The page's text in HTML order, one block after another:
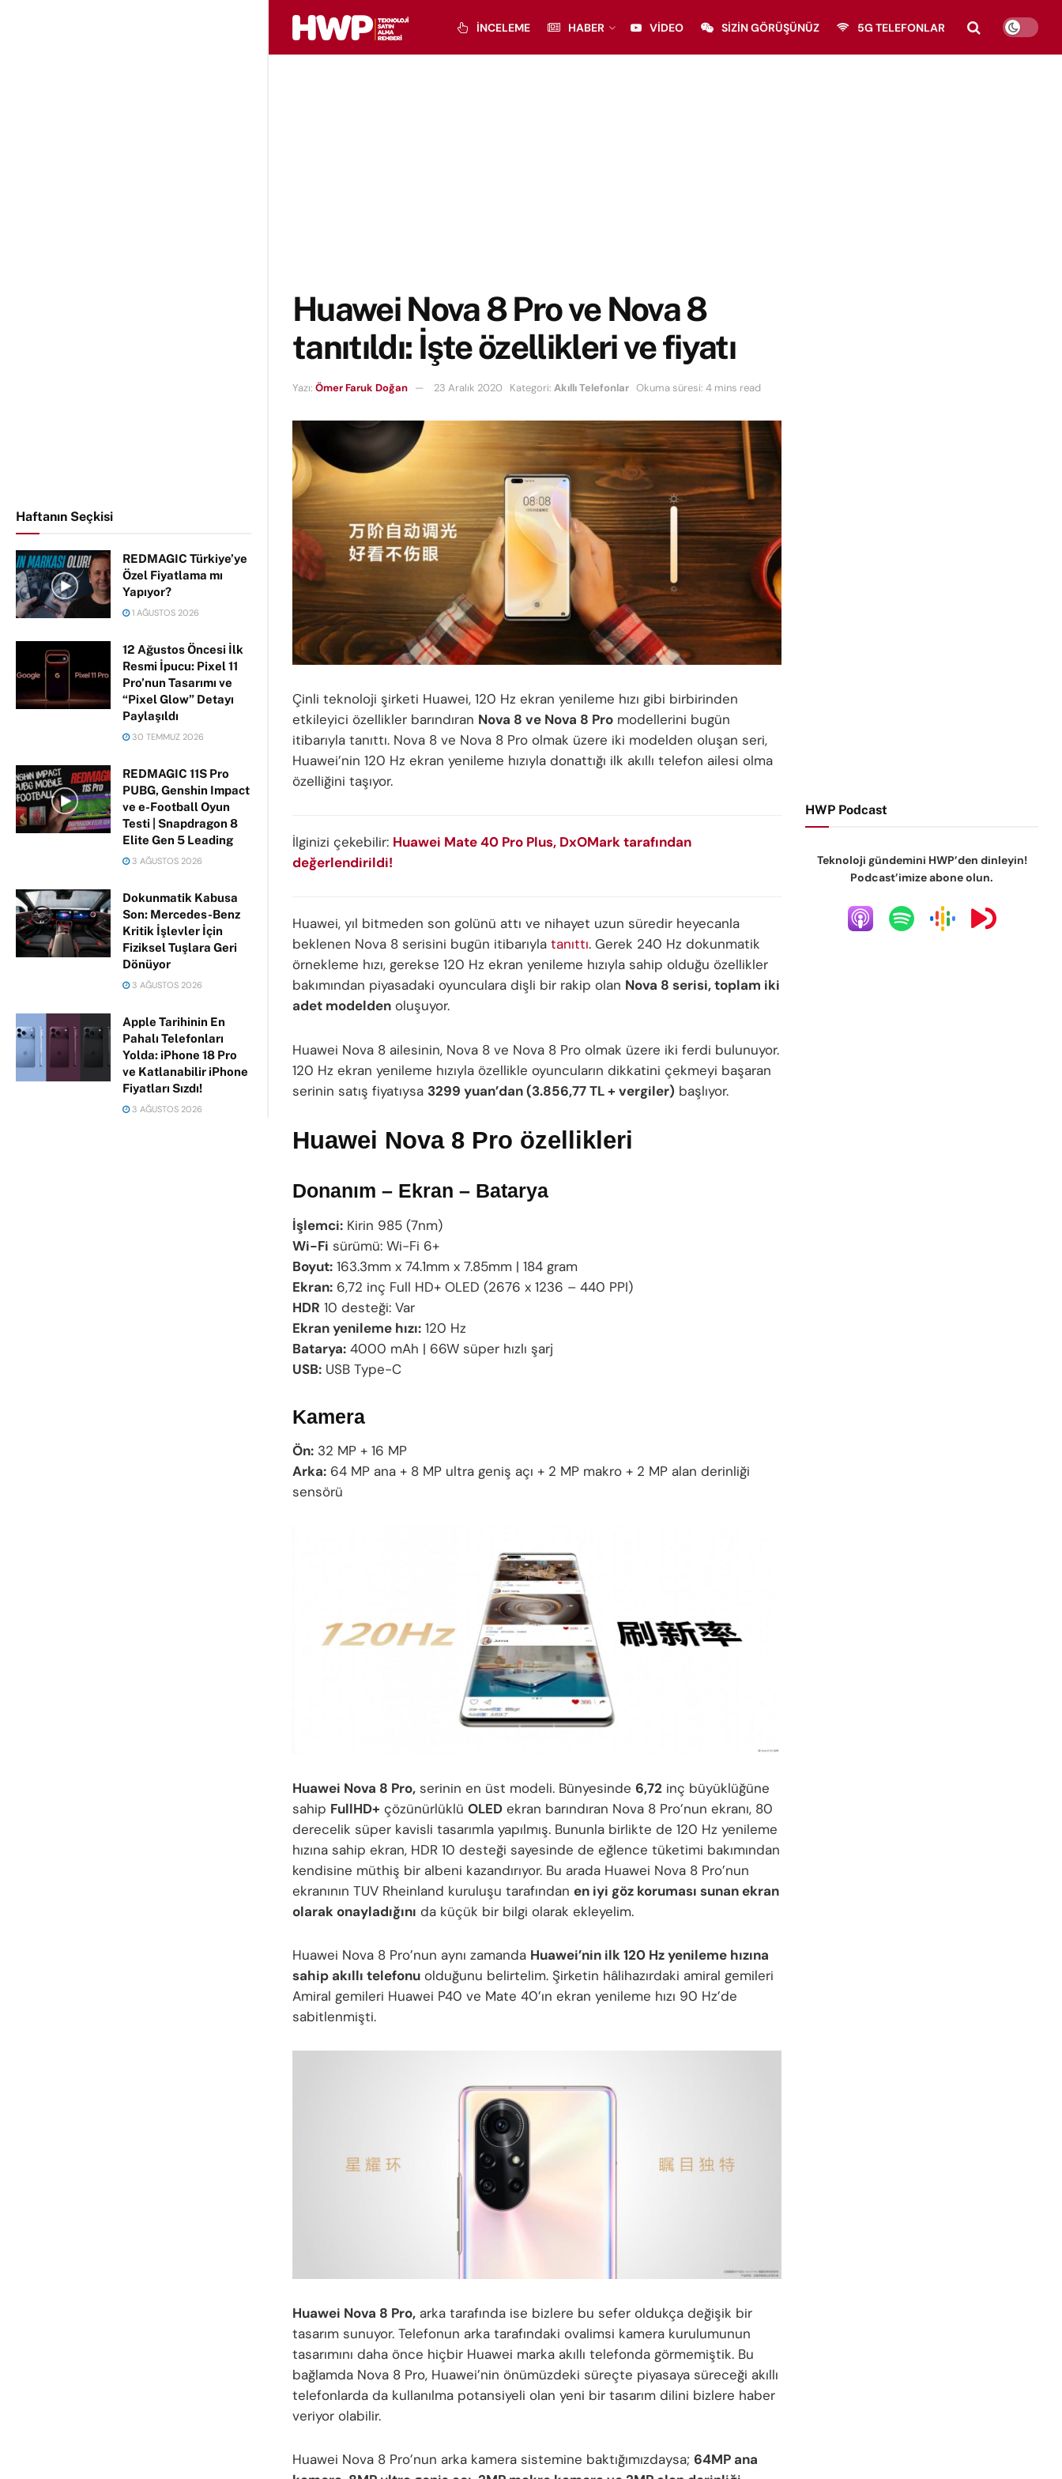
Haftanın Seçkisi
REDMAGIC Türkiye’ye
Özel Fiyatlama mı
Yapıyor?
1 AĞUSTOS 2026
12 Ağustos Öncesi İlk
Resmi İpucu: Pixel 11
Pro’nun Tasarımı ve
“Pixel Glow” Detayı
Paylaşıldı
30 TEMMUZ 2026
REDMAGIC 11S Pro
PUBG, Genshin Impact
ve e-Football Oyun
Testi | Snapdragon 8
Elite Gen 5 Leading
3 AĞUSTOS 2026
Dokunmatik Kabusa
Son: Mercedes-Benz
Kritik İşlevler İçin
Fiziksel Tuşlara Geri
Dönüyor
3 AĞUSTOS 2026
Apple Tarihinin En
Pahalı Telefonları
Yolda: iPhone 18 Pro
ve Katlanabilir iPhone
Fiyatları Sızdı!
3 AĞUSTOS 2026
İNCELEME HABER VIDEO SIZIN GÖRÜŞÜNÜZ 5G TELEFONLAR
Huawei Nova 8 Pro ve Nova 8
tanıtıldı: İşte özellikleri ve fiyatı
Yazı: Ömer Faruk Doğan 23 Aralık 2020 Kategori: Akıllı Telefonlar Okuma süresi: 4 mins read
Çinli teknoloji şirketi Huawei, 120 Hz ekran yenileme hızı gibi birbirinden
etkileyici özellikler barındıran Nova 8 ve Nova 8 Pro modellerini bugün
itibarıyla tanıttı. Nova 8 ve Nova 8 Pro olmak üzere iki modelden oluşan seri,
Huawei’nin 120 Hz ekran yenileme hızıyla donattığı ilk akıllı telefon ailesi olma
özelliğini taşıyor.
İlginizi çekebilir: Huawei Mate 40 Pro Plus, DxOMark tarafından
değerlendirildi!
Huawei, yıl bitmeden son golünü attı ve nihayet uzun süredir heyecanla
beklenen Nova 8 serisini bugün itibarıyla tanıttı. Gerek 240 Hz dokunmatik
örnekleme hızı, gerekse 120 Hz ekran yenileme hızıyla sahip olduğu özellikler
bakımından piyasadaki oyunculara dişli bir rakip olan Nova 8 serisi, toplam iki
adet modelden oluşuyor.
Huawei Nova 8 ailesinin, Nova 8 ve Nova 8 Pro olmak üzere iki ferdi bulunuyor.
120 Hz ekran yenileme hızıyla özellikle oyuncuların dikkatini çekmeyi başaran
serinin satış fiyatıysa 3299 yuan’dan (3.856,77 TL + vergiler) başlıyor.
Huawei Nova 8 Pro özellikleri
Donanım – Ekran – Batarya
İşlemci: Kirin 985 (7nm)
Wi-Fi sürümü: Wi-Fi 6+
Boyut: 163.3mm x 74.1mm x 7.85mm | 184 gram
Ekran: 6,72 inç Full HD+ OLED (2676 x 1236 – 440 PPI)
HDR 10 desteği: Var
Ekran yenileme hızı: 120 Hz
Batarya: 4000 mAh | 66W süper hızlı şarj
USB: USB Type-C
Kamera
Ön: 32 MP + 16 MP
Arka: 64 MP ana + 8 MP ultra geniş açı + 2 MP makro + 2 MP alan derinliği
sensörü
Huawei Nova 8 Pro, serinin en üst modeli. Bünyesinde 6,72 inç büyüklüğüne
sahip FullHD+ çözünürlüklü OLED ekran barındıran Nova 8 Pro’nun ekranı, 80
derecelik süper kavisli tasarımla yapılmış. Bununla birlikte de 120 Hz yenileme
hızına sahip ekran, HDR 10 desteği sayesinde de eğlence tüketimi bakımından
kendisine müthiş bir albeni kazandırıyor. Bu arada Huawei Nova 8 Pro’nun
ekranının TUV Rheinland kuruluşu tarafından en iyi göz koruması sunan ekran
olarak onayladığını da küçük bir bilgi olarak ekleyelim.
Huawei Nova 8 Pro’nun aynı zamanda Huawei’nin ilk 120 Hz yenileme hızına
sahip akıllı telefonu olduğunu belirtelim. Şirketin hâlihazırdaki amiral gemileri
Amiral gemileri Huawei P40 ve Mate 40’ın ekran yenileme hızı 90 Hz’de
sabitlenmişti.
Huawei Nova 8 Pro, arka tarafında ise bizlere bu sefer oldukça değişik bir
tasarım sunuyor. Telefonun arka tarafındaki ovalimsi kamera kurulumunun
tasarımını daha önce hiçbir Huawei marka akıllı telefonda görmemiştik. Bu
bağlamda Nova 8 Pro, Huawei’nin önümüzdeki süreçte piyasaya süreceği akıllı
telefonlarda da kullanılma potansiyeli olan yeni bir tasarım dilini bizlere haber
veriyor olabilir.
Huawei Nova 8 Pro’nun arka kamera sistemine baktığımızdaysa; 64MP ana
HWP Podcast
Teknoloji gündemini HWP’den dinleyin!
Podcast’imize abone olun.